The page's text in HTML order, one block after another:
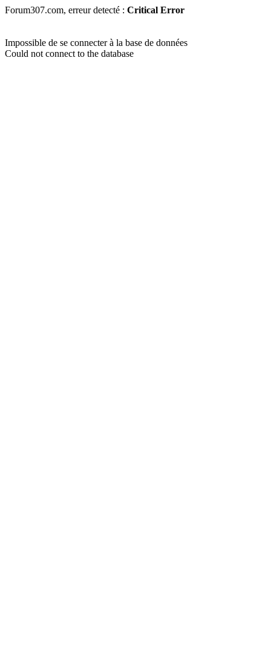
Forum307.com, erreur detecté : Critical Error
Impossible de se connecter à la base de données
Could not connect to the database